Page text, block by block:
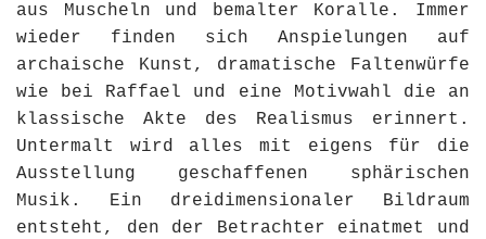
aus Muscheln und bemalter Koralle. Immer
wieder finden sich Anspielungen auf
archaische Kunst, dramatische Faltenwürfe
wie bei Raffael und eine Motivwahl die an
klassische Akte des Realismus erinnert.
Untermalt wird alles mit eigens für die
Ausstellung geschaffenen sphärischen
Musik. Ein dreidimensionaler Bildraum
entsteht, den der Betrachter einatmet und